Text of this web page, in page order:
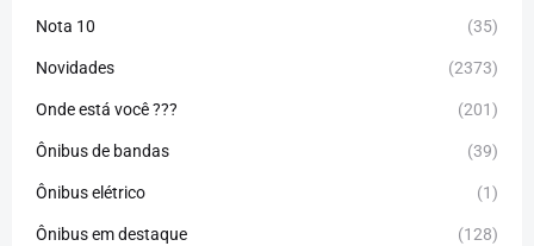
Nota 10 (35)
Novidades (2373)
Onde está você ??? (201)
Ônibus de bandas (39)
Ônibus elétrico (1)
Ônibus em destaque (128)